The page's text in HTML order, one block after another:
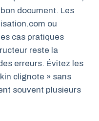
document. Les
ou
cas pratiques
reste la
erreurs. Évitez les
clignote » sans
souvent plusieurs